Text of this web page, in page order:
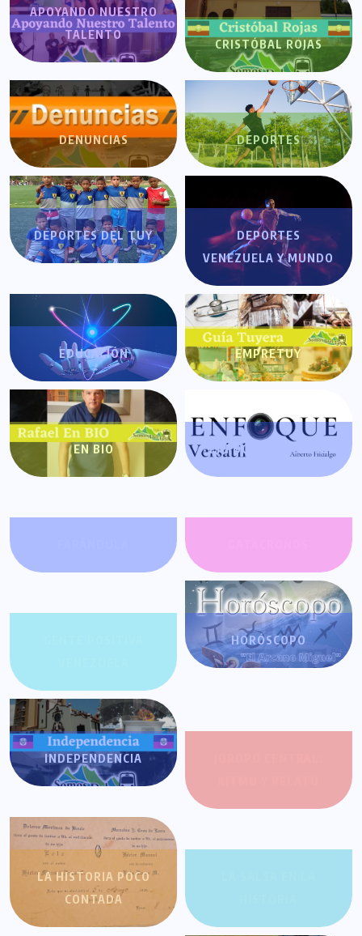
APOYANDO NUESTRO
TALENTO
CRISTÓBAL ROJAS
DENUNCIAS DEPORTES
DEPORTES DEL TUY
DEPORTES
VENEZUELA Y MUNDO
EDUCACIÓN EMPRETUY
EN BIO ENFOQUE VERSÁTIL
HORÓSCOPO
INDEPENDENCIA
LA HISTORIA POCO
CONTADA